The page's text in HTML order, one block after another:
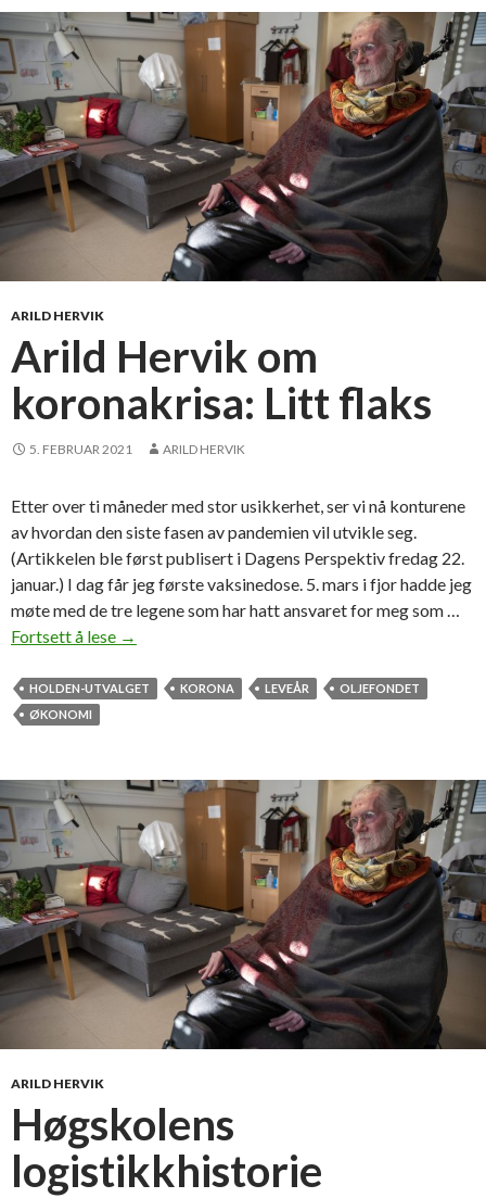
s
å
r
f
o
r
f
a
l
ARILD HERVIK
Arild Hervik om
koronakrisa: Litt flaks
5. FEBRUAR 2021 ARILD HERVIK
Etter over ti måneder med stor usikkerhet, ser vi nå konturene
av hvordan den siste fasen av pandemien vil utvikle seg.
(Artikkelen ble først publisert i Dagens Perspektiv fredag 22.
januar.) I dag får jeg første vaksinedose. 5. mars i fjor hadde jeg
møte med de tre legene som har hatt ansvaret for meg som …
Fortsett å lese A
i
e
v
i
k
o
m
k
o
o
k
r
i
→
HOLDEN-UTVALGET KORONA LEVEÅR
OLJEFONDET
ØKONOMI
ARILD HERVIK
Høgskolens
logistikkhistorie